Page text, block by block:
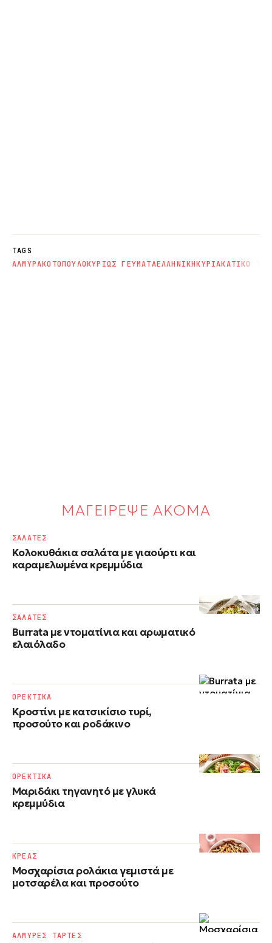
TAGS
ΑΛΜΥΡΑΚΟΤΟΠΟΥΛΟΚΥΡΙΩΣ ΓΕΥΜΑΤΑΕΛΛΗΝΙΚΗΚΥΡΙΑΚΑΤΙΚΟ
ΜΑΓΕΙΡΕΨΕ ΑΚΟΜΑ
Κολοκυθάκια σαλάτα με γιαούρτι και
καραμελωμένα κρεμμύδια
ΣΑΛΑΤΕΣ
Burrata με ντοματίνια και αρωματικό
ελαιόλαδο
ΣΑΛΑΤΕΣ
Κροστίνι με κατσικίσιο τυρί,
προσούτο και ροδάκινο
ΟΡΕΚΤΙΚΑ
Μαριδάκι τηγανητό με γλυκά
κρεμμύδια
ΟΡΕΚΤΙΚΑ
Μοσχαρίσια ρολάκια γεμιστά με
μοτσαρέλα και προσούτο
ΚΡΕΑΣ
ΑΛΜΥΡΕΣ ΤΑΡΤΕΣ